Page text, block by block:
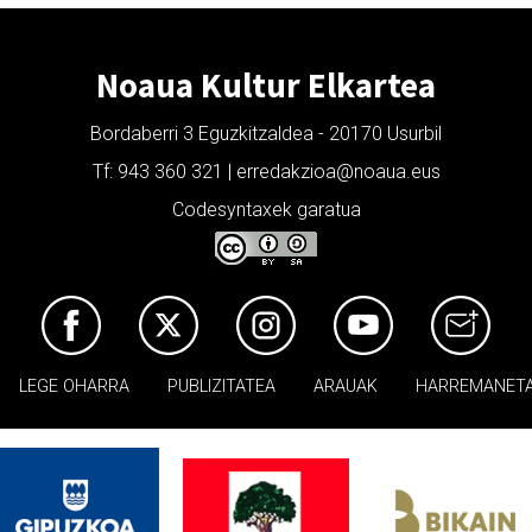
Noaua Kultur Elkartea
Bordaberri 3 Eguzkitzaldea - 20170 Usurbil
Tf: 943 360 321 | erredakzioa@noaua.eus
Codesyntaxek garatua
LEGE OHARRA PUBLIZITATEA ARAUAK